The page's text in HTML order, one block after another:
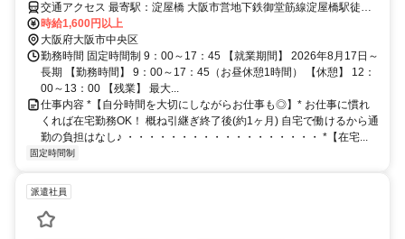
交通アクセス 最寄駅：淀屋橋 大阪市営地下鉄御堂筋線淀屋橋駅徒歩
５分
時給1,600円以上
大阪府大阪市中央区
勤務時間 固定時間制 9：00～17：45 【就業期間】 2026年8月17日～
長期 【勤務時間】 9：00～17：45（お昼休憩1時間） 【休憩】 12：
00～13：00 【残業】 最大...
仕事内容 *【自分時間を大切にしながらお仕事も◎】* お仕事に慣れ
くれば在宅勤務OK！ 概ね引継ぎ終了後(約1ヶ月) 自宅で働けるから通
勤の負担はなし♪ ・・・・・・・・・・・・・・・・・・ *【在宅...
固定時間制
派遣社員